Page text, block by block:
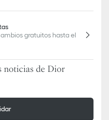
gratuitos hasta el
noticias de Dior